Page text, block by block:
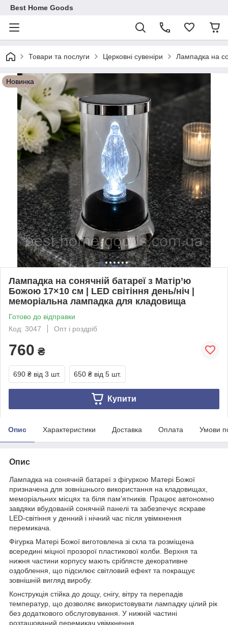
Best Home Goods
Товари та послуги Церковні сувеніри Лампадка на
Новинка
Лампадка на сонячній батареї з Матір’ю
Божою 17×10 см | LED світіння день/ніч |
меморіальна лампадка для кладовища
Готово до відправки
Код: 3047
Опт і роздріб
760 ₴
690 ₴ від 3 шт. 650 ₴ від 5 шт.
Купити
Опис Характеристики Доставка Оплата Умови
Опис
Лампадка на сонячній батареї з фігуркою Матері Божої
призначена для зовнішнього використання на кладовищах,
меморіальних місцях та біля пам’ятників. Працює автономно
завдяки вбудованій сонячній панелі та забезпечує яскраве
LED-світіння у денний і нічний час після увімкнення
перемикача.
Фігурка Матері Божої виготовлена зі скла та розміщена
всередині міцної прозорої пластикової колби. Верхня та
нижня частини корпусу мають сріблясте декоративне
оздоблення, що підсилює світловий ефект та покращує
зовнішній вигляд виробу.
Конструкція стійка до дощу, снігу, вітру та перепадів
температур, що дозволяє використовувати лампадку цілий рік
без додаткового обслуговування. У нижній частині
розташований перемикач увімкнення.